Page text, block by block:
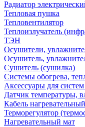
Радиатор
Тепловая пушка
Тепловентилятор
Теплоизлучатель
ТЭН
Осушители,
Осушитель,
Сушитель (сушилка)
Системы обогрева,
Аксессуары для систем
Датчик температуры,
Кабель нагревательный
Терморегулятор
Нагревательный мат